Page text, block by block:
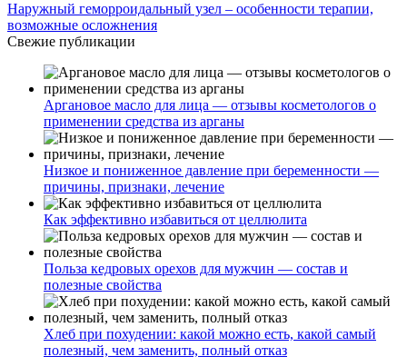
Наружный геморроидальный узел – особенности терапии,
возможные осложнения
Свежие публикации
Аргановое масло для лица — отзывы косметологов о
применении средства из арганы
Низкое и пониженное давление при беременности —
причины, признаки, лечение
Как эффективно избавиться от целлюлита
Польза кедровых орехов для мужчин — состав и
полезные свойства
Хлеб при похудении: какой можно есть, какой самый
полезный, чем заменить, полный отказ